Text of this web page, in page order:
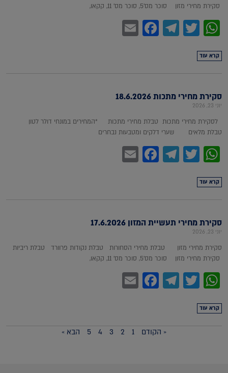
סקירת מחירי מזון סוכר מס'5, סוכר מס' 11, קקאו,
WhatsApp
Twitter
Telegram
Facebook
קרא עוד
סקירת מחירי מתכות 18.6.2026
יוני 23, 2026
לסקירת מחירי מתכות טבלת מחירי מתכות *המחירים במונחי דולר לטון
טבלת מלאים שערי דלקים ומטבעות נבחרים
WhatsApp
Twitter
Telegram
Facebook
קרא עוד
סקירת מחירי תעשיית המזון 17.6.2026
יוני 23, 2026
סקירת מחירי מזון טבלת מחירי הסחורות טבלת נקודות פרוורד טבלת ריביות
סקירת מחירי מזון סוכר מס'5, סוכר מס' 11, קקאו,
WhatsApp
Twitter
Telegram
Facebook
קרא עוד
« הקודם 1
2
3
4
5 הבא »